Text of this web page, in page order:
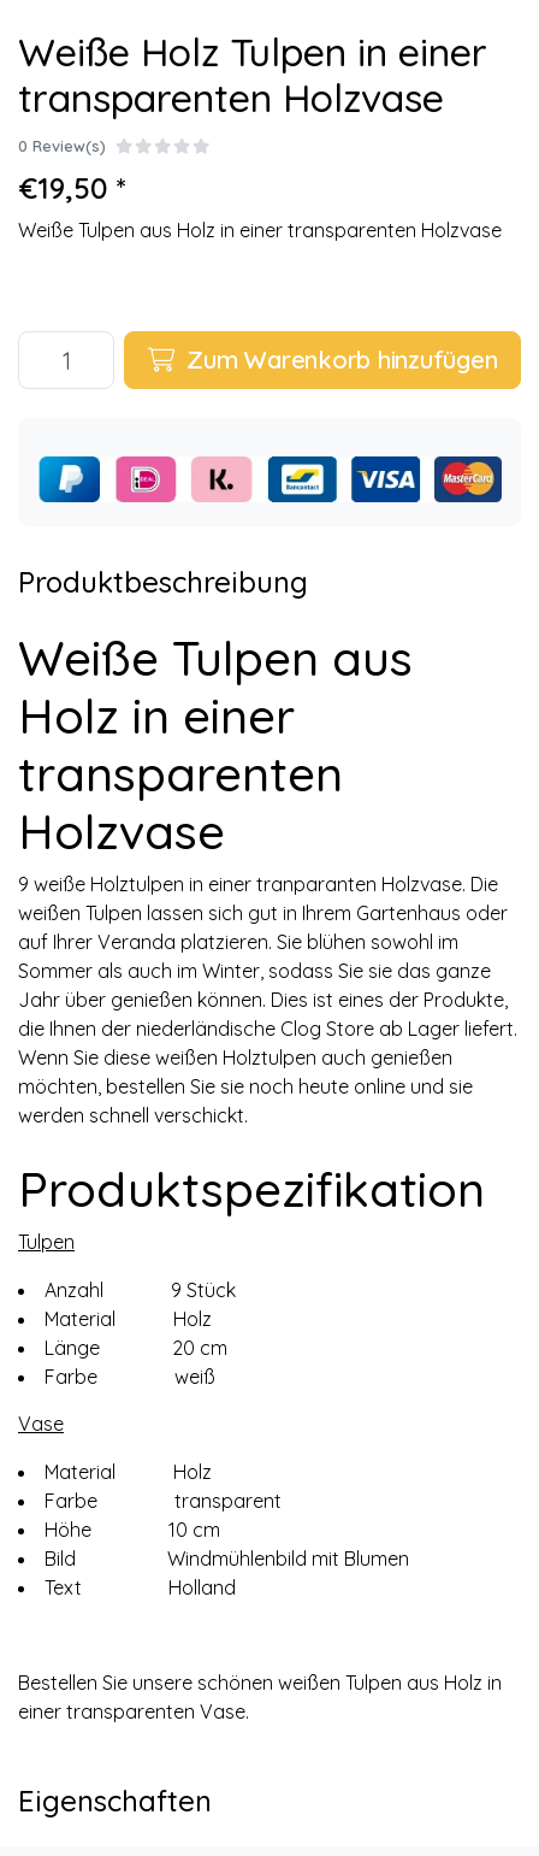
Weiße Holz Tulpen in einer
transparenten Holzvase
0 Review(s)
€19,50 *
Weiße Tulpen aus Holz in einer transparenten Holzvase
Zum Warenkorb hinzufügen
Produktbeschreibung
Weiße Tulpen aus
Holz in einer
transparenten
Holzvase
9 weiße Holztulpen in einer tranparanten Holzvase. Die
weißen Tulpen lassen sich gut in Ihrem Gartenhaus oder
auf Ihrer Veranda platzieren. Sie blühen sowohl im
Sommer als auch im Winter, sodass Sie sie das ganze
Jahr über genießen können. Dies ist eines der Produkte,
die Ihnen der niederländische Clog Store ab Lager liefert.
Wenn Sie diese weißen Holztulpen auch genießen
möchten, bestellen Sie sie noch heute online und sie
werden schnell verschickt.
Produktspezifikation
Tulpen
Anzahl 9 Stück
Material Holz
Länge 20 cm
Farbe weiß
Vase
Material Holz
Farbe transparent
Höhe 10 cm
Bild Windmühlenbild mit Blumen
Text Holland
Bestellen Sie unsere schönen weißen Tulpen aus Holz in
einer transparenten Vase.
Eigenschaften